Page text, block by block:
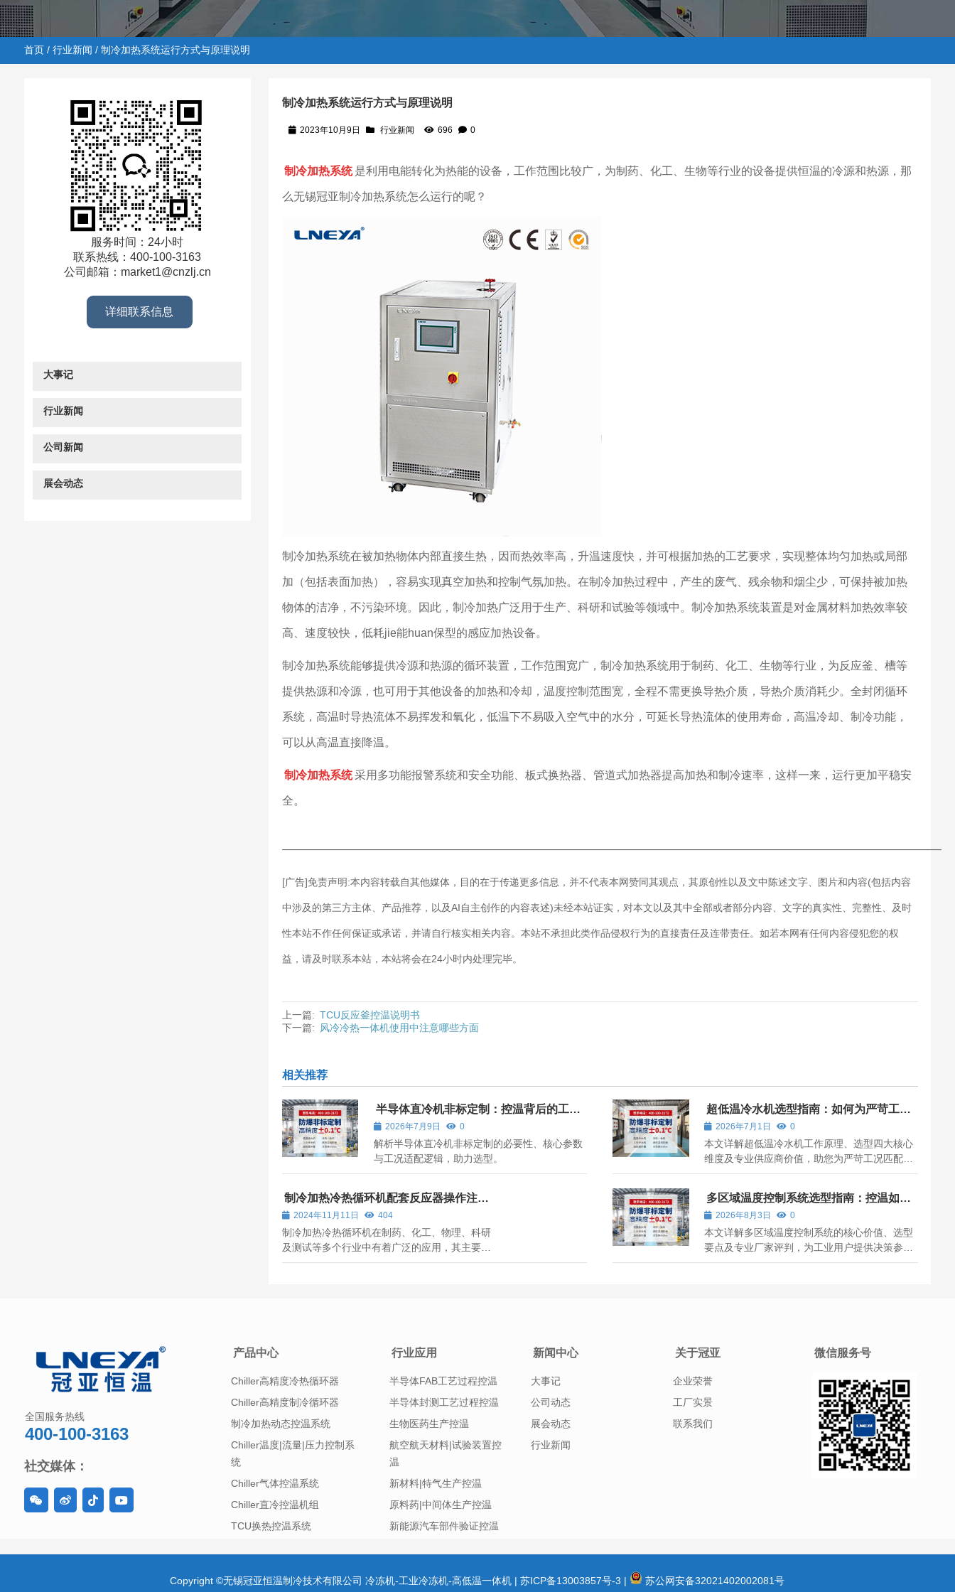
行业新闻/ 制冷加热系统运行方式与原理说明
首页/ 行业新闻 / 制冷加热系统运行方式与原理说明
制冷加热系统运行方式与原理说明
2023年10月9日 行业新闻 696 0
制冷加热系统 是利用电能转化为热能的设备，工作范围比较广，为制药、化工、生物等行业的设备提供恒温的冷源和热源，那
么无锡冠亚制冷加热系统怎么运行的呢？
制冷加热系统在被加热物体内部直接生热，因而热效率高，升温速度快，并可根据加热的工艺要求，实现整体均匀加热或局部
加（包括表面加热），容易实现真空加热和控制气氛加热。在制冷加热过程中，产生的废气、残余物和烟尘少，可保持被加热
物体的洁净，不污染环境。因此，制冷加热广泛用于生产、科研和试验等领域中。制冷加热系统装置是对金属材料加热效率较
高、速度较快，低耗jie能huan保型的感应加热设备。
制冷加热系统能够提供冷源和热源的循环装置，工作范围宽广，制冷加热系统用于制药、化工、生物等行业，为反应釜、槽等
提供热源和冷源，也可用于其他设备的加热和冷却，温度控制范围宽，全程不需更换导热介质，导热介质消耗少。全封闭循环
系统，高温时导热流体不易挥发和氧化，低温下不易吸入空气中的水分，可延长导热流体的使用寿命，高温冷却、制冷功能，
可以从高温直接降温。
制冷加热系统采用多功能报警系统和安全功能、板式换热器、管道式加热器提高加热和制冷速率，这样一来，运行更加平稳安
全。
——————————————————————————————————————————————————————————
[广告]免责声明:本内容转载自其他媒体，目的在于传递更多信息，并不代表本网赞同其观点，其原创性以及文中陈述文字、图片和内容(包括内容
中涉及的第三方主体、产品推荐，以及AI自主创作的内容表述)未经本站证实，对本文以及其中全部或者部分内容、文字的真实性、完整性、及时
性本站不作任何保证或承诺，并请自行核实相关内容。本站不承担此类作品侵权行为的直接责任及连带责任。如若本网有任何内容侵犯您的权
益，请及时联系本站，本站将会在24小时内处理完毕。
上一篇: TCU反应釜控温说明书
下一篇:
风冷冷热一体机使用中注意哪些方面
相关推荐
半导体直冷机非标定制：控温背后的工况
适配逻辑
2026年7月9日 0
解析半导体直冷机非标定制的必要性、核心参数
与工况适配逻辑，助力选型。
超低温冷水机选型指南：如何为严苛工况
匹配可靠冷源
2026年7月1日 0
本文详解超低温冷水机工作原理、选型四大核心
维度及专业供应商价值，助您为严苛工况匹配可
靠冷源。
制冷加热冷热循环机配套反应器操作注意
事项2024年11月11日 404
制冷加热冷热循环机在制药、化工、物理、科研
及测试等多个行业中有着广泛的应用，其主要功
能是通过全密闭循环管路对配套的反应器进行制
多区域温度控制系统选型指南：控温如何
赋能工业智造
2026年8月3日 0
本文详解多区域温度控制系统的核心价值、选型
要点及专业厂家评判，为工业用户提供决策参
考。
服务时间：24小时
联系热线：400-100-3163
公司邮箱：market1@cnzlj.cn
详细联系信息
大事记
行业新闻
公司新闻
展会动态
全国服务热线
400-100-3163
社交媒体：
产品中心
Chiller高精度冷热循环器
Chiller高精度制冷循环器
制冷加热动态控温系统
Chiller温度|流量|压力控制系
统
Chiller气体控温系统
Chiller直冷控温机组
TCU换热控温系统
行业应用
半导体FAB工艺过程控温
半导体封测工艺过程控温
生物医药生产控温
航空航天材料|试验装置控
温
新材料|特气生产控温
原料药|中间体生产控温
新能源汽车部件验证控温
新闻中心
大事记
公司动态
展会动态
行业新闻
关于冠亚
企业荣誉
工厂实景
联系我们
微信服务号
Copyright ©无锡冠亚恒温制冷技术有限公司 冷冻机-工业冷冻机-高低温一体机 | 苏ICP备13003857号-3 | 苏公网安备32021402002081号